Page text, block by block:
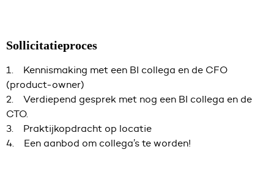
Sollicitatieproces
1. Kennismaking met een BI collega en de CFO
(product-owner)
2. Verdiepend gesprek met nog een BI collega en de
CTO.
3. Praktijkopdracht op locatie
4. Een aanbod om collega’s te worden!